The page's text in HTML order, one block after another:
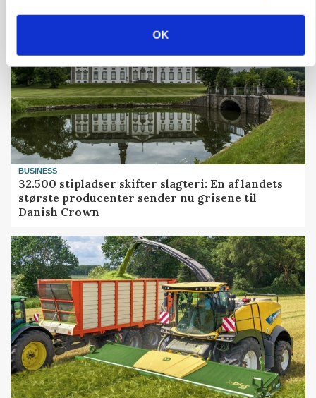
OK
BUSINESS
32.500 stipladser skifter slagteri: En af landets
største producenter sender nu grisene til
Danish Crown